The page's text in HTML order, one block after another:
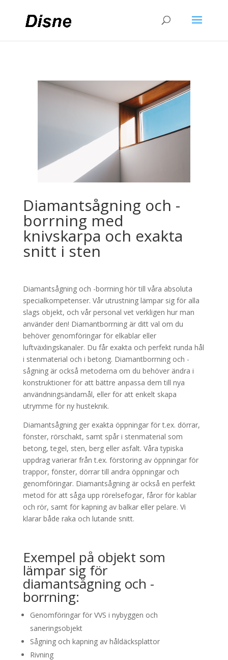
Diamantsågning och -
borrning med
knivskarpa och exakta
snitt i sten
Diamantsågning och -borrning hör till våra absoluta
specialkompetenser. Vår utrustning lämpar sig för alla
slags objekt, och vår personal vet verkligen hur man
använder den! Diamantborrning är ditt val om du
behöver genomföringar för elkablar eller
luftväxlingskanaler. Du får exakta och perfekt runda hål
i stenmaterial och i betong. Diamantborrning och -
sågning är också metoderna om du behöver ändra i
konstruktioner för att bättre anpassa dem till nya
användningsändamål, eller för att enkelt skapa
utrymme för ny husteknik.
Diamantsågning ger exakta öppningar för t.ex. dörrar,
fönster, rörschakt, samt spår i stenmaterial som
betong, tegel, sten, berg eller asfalt. Våra typiska
uppdrag varierar från t.ex. förstoring av öppningar för
trappor, fönster, dörrar till andra öppningar och
genomföringar. Diamantsågning är också en perfekt
metod för att såga upp rörelsefogar, fåror för kablar
och rör, samt för kapning av balkar eller pelare. Vi
klarar både raka och lutande snitt.
Exempel på objekt som
lämpar sig för
diamantsågning och -
borrning:
Genomföringar för VVS i nybyggen och
saneringsobjekt
Sågning och kapning av håldäcksplattor
Rivning